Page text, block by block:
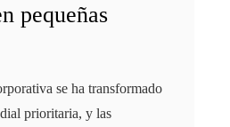
pequeñas
se ha transformado
prioritaria, y las